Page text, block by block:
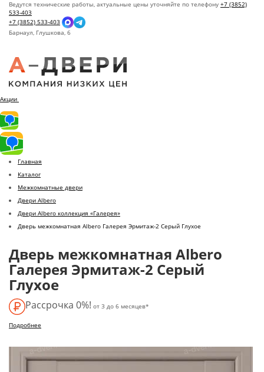
Ведутся технические работы, актуальные цены уточняйте по телефону +7 (3852)
533-403
+7 (3852) 533-403
Барнаул, Глушкова, 6
Акции
Главная
Каталог
Межкомнатные двери
Двери Albero
Двери Albero коллекция «Галерея»
Дверь межкомнатная Albero Галерея Эрмитаж-2 Серый Глухое
Дверь межкомнатная Albero
Галерея Эрмитаж-2 Серый
Глухое
Рассрочка 0%! от 3 до 6 месяцев*
Подробнее